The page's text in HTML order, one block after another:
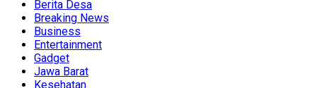
Berita Desa
Breaking News
Business
Entertainment
Gadget
Jawa Barat
Kesehatan